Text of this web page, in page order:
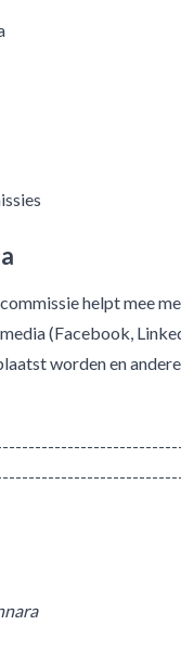
helpt mee
(Facebook,
worden en